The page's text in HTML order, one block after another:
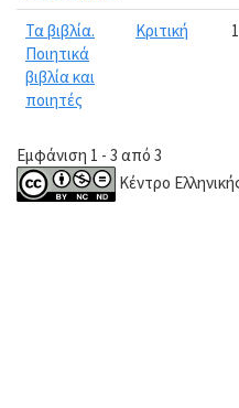
Τα βιβλία.
Ποιητικά
βιβλία και
ποιητές
Κριτική 1
Εμφάνιση 1 - 3 από 3
Κέντρο